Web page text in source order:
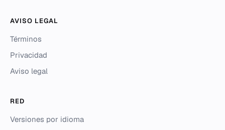
AVISO LEGAL
Términos
Privacidad
Aviso legal
RED
Versiones por idioma